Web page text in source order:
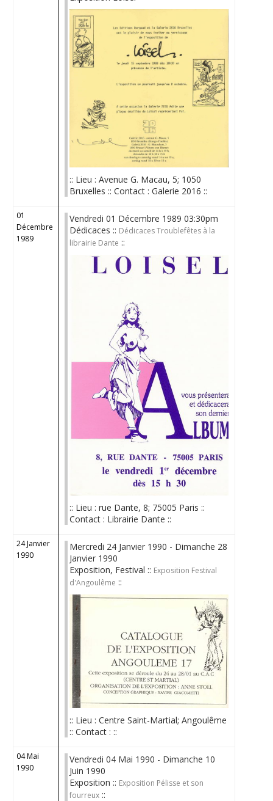
:: Lieu : Avenue G. Macau, 5; 1050
Bruxelles :: Contact : Galerie 2016 ::
01
Décembre
1989
Vendredi 01 Décembre 1989 03:30pm
Dédicaces :: Dédicaces Troublefêtes à la
librairie Dante ::
:: Lieu : rue Dante, 8; 75005 Paris ::
Contact : Librairie Dante ::
24 Janvier
1990
Mercredi 24 Janvier 1990 - Dimanche 28
Janvier 1990
Exposition, Festival :: Exposition Festival
d'Angoulême ::
:: Lieu : Centre Saint-Martial; Angoulême
:: Contact : ::
04 Mai
1990
Vendredi 04 Mai 1990 - Dimanche 10
Juin 1990
Exposition :: Exposition Pélisse et son
fourreux ::